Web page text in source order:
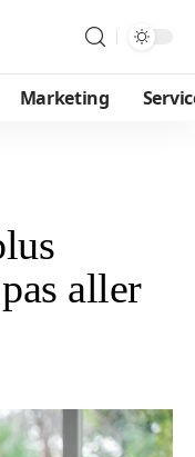
Marketing
aller